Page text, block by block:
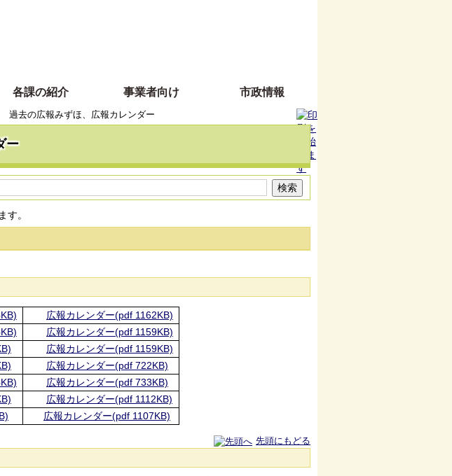
各課の紹介 事業者向け 市政情報
過去の広報みずほ、広報カレンダー
ー
す。
広報カレンダー(pdf 1162KB)
広報カレンダー(pdf 1159KB)
広報カレンダー(pdf 1159KB)
広報カレンダー(pdf 722KB)
広報カレンダー(pdf 733KB)
広報カレンダー(pdf 1112KB)
広報カレンダー(pdf 1107KB)
先頭にもどる